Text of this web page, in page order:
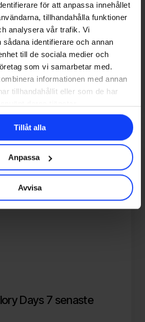
för att anpassa innehållet
tillhandahålla funktioner
analysera vår trafik. Vi
identifierare och annan
till de sociala medier och
som vi samarbetar med.
informationen med annan
tillhandahållit eller som de har
Tillåt alla
Anpassa
Avvisa
kommer nya
att välkomna flera nya kunder
ledde…
Days 7 senaste